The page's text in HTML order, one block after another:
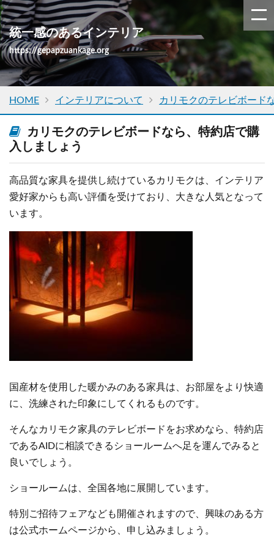
統一感のあるインテリア
https://gepapzuankage.org
HOME インテリアについて カリモクのテレビボード
カリモクのテレビボードなら、特約店で購
入しましょう
高品質な家具を提供し続けているカリモクは、インテリア
愛好家からも高い評価を受けており、大きな人気となって
います。
国産材を使用した暖かみのある家具は、お部屋をより快適
に、洗練された印象にしてくれるものです。
そんなカリモク家具のテレビボードをお求めなら、特約店
であるAIDに相談できるショールームへ足を運んでみると
良いでしょう。
ショールームは、全国各地に展開しています。
特別ご招待フェアなども開催されますので、興味のある方
は公式ホームページから、申し込みましょう。